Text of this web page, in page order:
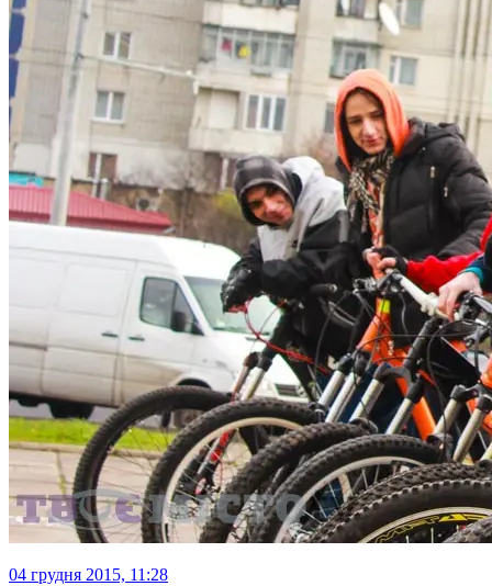
04 грудня 2015, 11:28